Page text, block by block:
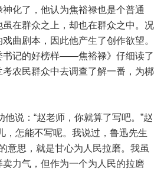
化了，他认为焦裕禄也是个普通
虽在群众之上，却也在群众之中。况
曲剧本，因此他产生了创作欲望。
书记的好榜样——焦裕禄》仔细读了
考农民群众中去调查了解一番，为梆
：“赵老师，你就算了写吧。”赵
，怎能不写呢。我说过，鲁迅先生
意思，就是甘心为人民拉磨。我虽
力气，但作为一个为人民的拉磨